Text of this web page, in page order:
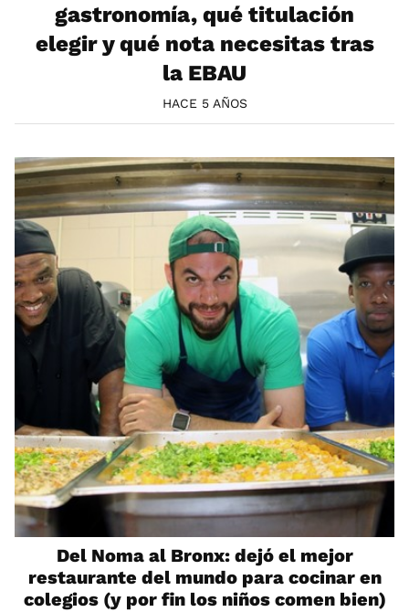
gastronomía, qué titulación
elegir y qué nota necesitas tras
la EBAU
HACE 5 AÑOS
Del Noma al Bronx: dejó el mejor
restaurante del mundo para cocinar en
colegios (y por fin los niños comen bien)